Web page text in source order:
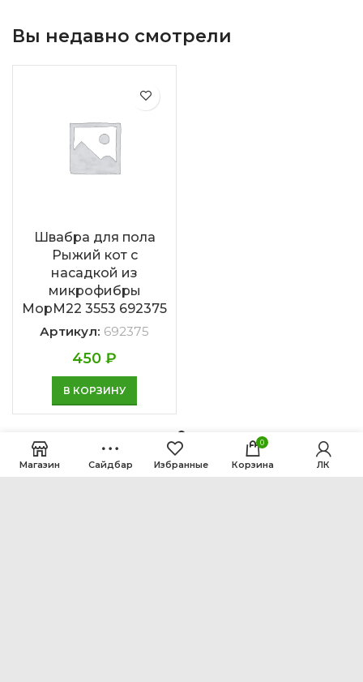
Вы недавно смотрели
Швабра для пола
Рыжий кот с
насадкой из
микрофибры
МорМ22 3553 692375
Артикул: 692375
450 ₽
В КОРЗИНУ
Магазин Сайдбар Избранные
0
Корзина ЛК